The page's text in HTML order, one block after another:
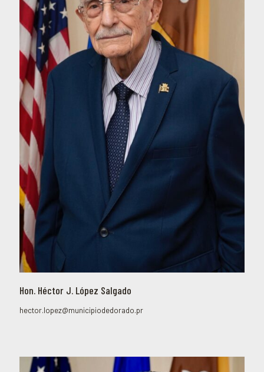
Hon. Héctor J. López Salgado
hector.lopez@municipiodedorado.pr